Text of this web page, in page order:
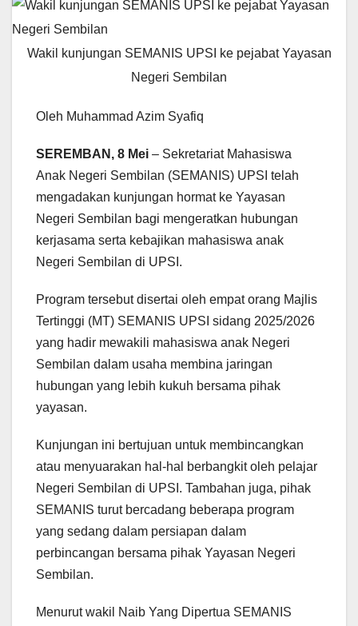
Wakil kunjungan SEMANIS UPSI ke pejabat Yayasan
Negeri Sembilan
Oleh Muhammad Azim Syafiq
SEREMBAN, 8 Mei – Sekretariat Mahasiswa
Anak Negeri Sembilan (SEMANIS) UPSI telah
mengadakan kunjungan hormat ke Yayasan
Negeri Sembilan bagi mengeratkan hubungan
kerjasama serta kebajikan mahasiswa anak
Negeri Sembilan di UPSI.
Program tersebut disertai oleh empat orang Majlis
Tertinggi (MT) SEMANIS UPSI sidang 2025/2026
yang hadir mewakili mahasiswa anak Negeri
Sembilan dalam usaha membina jaringan
hubungan yang lebih kukuh bersama pihak
yayasan.
Kunjungan ini bertujuan untuk membincangkan
atau menyuarakan hal-hal berbangkit oleh pelajar
Negeri Sembilan di UPSI. Tambahan juga, pihak
SEMANIS turut bercadang beberapa program
yang sedang dalam persiapan dalam
perbincangan bersama pihak Yayasan Negeri
Sembilan.
Menurut wakil Naib Yang Dipertua SEMANIS